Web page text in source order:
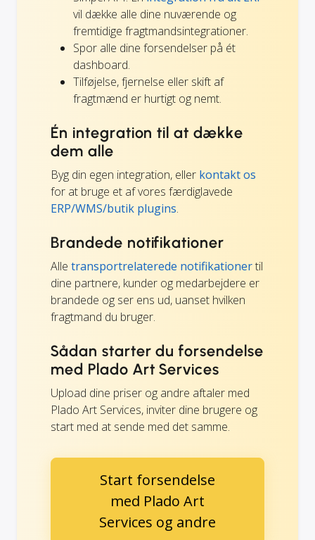
vil dække alle dine nuværende og
fremtidige fragtmandsintegrationer.
Spor alle dine forsendelser på ét
dashboard.
Tilføjelse, fjernelse eller skift af
fragtmænd er hurtigt og nemt.
Én integration til at dække
dem alle
Byg din egen integration, eller kontakt os
for at bruge et af vores færdiglavede
ERP/WMS/butik plugins.
Brandede notifikationer
Alle transportrelaterede notifikationertil
dine partnere, kunder og medarbejdere er
brandede og ser ens ud, uanset hvilken
fragtmand du bruger.
Sådan starter du forsendelse
med Plado Art Services
Upload dine priser og andre aftaler med
Plado Art Services, inviter dine brugere og
start med at sende med det samme.
Start forsendelse
med Plado Art
Services og andre